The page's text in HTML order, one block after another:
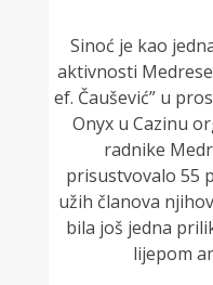
Sinoć je kao
aktivnosti
ef. Čaušević” u
Onyx u Cazinu
radnike
prisustvovalo 55
užih članova
bila još jedna
lijepom